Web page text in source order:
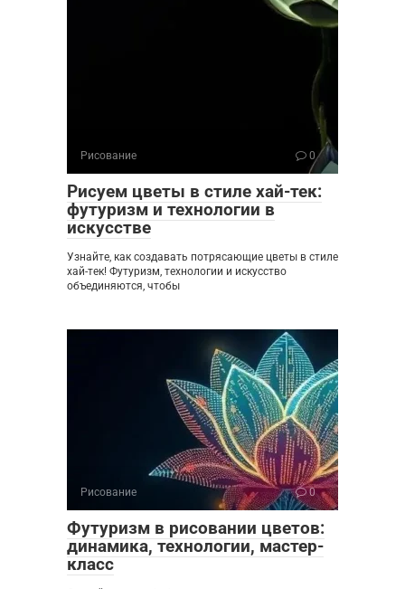
Рисование 0
Рисуем цветы в стиле хай-тек:
футуризм и технологии в
искусстве
Узнайте, как создавать потрясающие цветы в стиле
хай-тек! Футуризм, технологии и искусство
объединяются, чтобы
Рисование 0
Футуризм в рисовании цветов:
динамика, технологии, мастер-
класс